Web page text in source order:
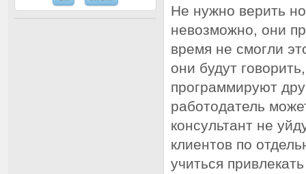
Не нужно верить
невозможно, они
время не смогли
они будут
программируют
работодатель
консультант не
клиентов по
учиться